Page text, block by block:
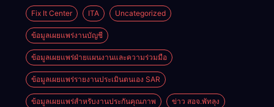
พัฒนา
ศักยภาพผู้
เรียน
อาชีวศึกษาใน
การเป็นผู้
ประกอบการ
ประจำปีการ
ศึกษา 2569
ปวช.๑ แผนก
วิชา
เทคโนโลยี
ธุรกิจดิจิทัล
Fix It Center ITA Uncategorized
ข้อมูลเผยแพร่งานบัญชี
ข้อมูลเผยแพร่ฝ่ายแผนงานและความร่วมมือ
ข้อมูลเผยแพร่รายงานประเมินตนเอง SAR
ข้อมูลเผยแพร่สำหรับงานประกันคุณภาพ ข่าว สอจ.พัทลุง